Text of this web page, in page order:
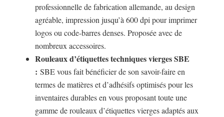
professionnelle de fabrication allemande, au design
agréable, impression jusqu’à 600 dpi pour imprimer
logos ou code-barres denses. Proposée avec de
nombreux accessoires.
Rouleaux d’étiquettes techniques vierges SBE
: SBE vous fait bénéficier de son savoir-faire en
termes de matières et d’adhésifs optimisés pour les
inventaires durables en vous proposant toute une
gamme de rouleaux d’étiquettes vierges adaptés aux